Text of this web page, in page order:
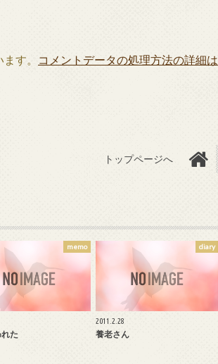
す。
コメントデータの処理方法の詳細は
トップページへ
memo
た
diary
2011.2.28
養老さん